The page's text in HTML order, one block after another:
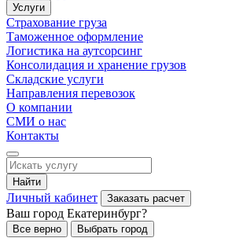
Услуги
Страхование груза
Таможенное оформление
Логистика на аутсорсинг
Консолидация и хранение грузов
Складские услуги
Направления перевозок
О компании
СМИ о нас
Контакты
Найти
Личный кабинет Заказать расчет
Ваш город Екатеринбург?
Все верно Выбрать город